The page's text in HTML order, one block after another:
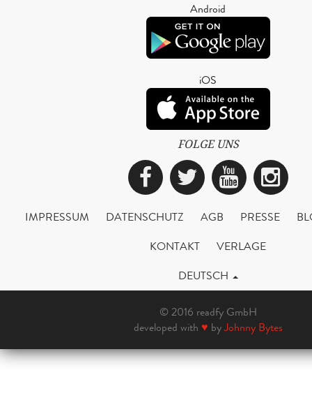
Android
iOS
FOLGE UNS
Facebook
Twitter
IMPRESSUM DATENSCHUTZ AGB PRESSE
KONTAKT
VERLAGE
DEUTSCH
© 2016 readfy GmbH
developed with ♥ byJohnny Bytes